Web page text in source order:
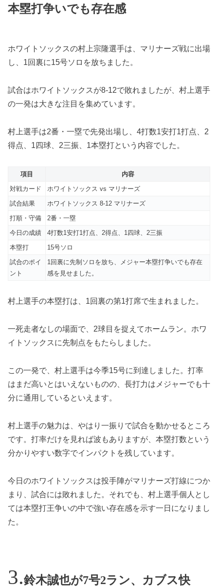
本塁打争いでも存在感
ホワイトソックスの村上宗隆選手は、マリナーズ戦に出場
し、1回裏に15号ソロを放ちました。
試合はホワイトソックスが8-12で敗れましたが、村上選手
の一発は大きな注目を集めています。
村上選手は2番・一塁で先発出場し、4打数1安打1打点、2
得点、1四球、2三振、1本塁打という内容でした。
項目
内容
対戦カード
ホワイトソックス vs マリナーズ
試合結果
ホワイトソックス 8-12 マリナーズ
打順・守備
2番・一塁
今日の成績
4打数1安打1打点、2得点、1四球、2三振
本塁打
15号ソロ
試合のポイ
ント
1回裏に先制ソロを放ち、メジャー本塁打争いでも存在
感を見せました。
村上選手の本塁打は、1回裏の第1打席で生まれました。
一死走者なしの場面で、2球目を捉えてホームラン。ホワ
イトソックスに先制点をもたらしました。
この一発で、村上選手は今季15号に到達しました。打率
はまだ高いとはいえないものの、長打力はメジャーでも十
分に通用しているといえます。
村上選手の魅力は、やはり一振りで試合を動かせるところ
です。打率だけを見れば波もありますが、本塁打数という
分かりやすい数字でインパクトを残しています。
今日のホワイトソックスは投手陣がマリナーズ打線につか
まり、試合には敗れました。それでも、村上選手個人とし
ては本塁打王争いの中で強い存在感を示す一日になりまし
た。
鈴木誠也が7号2ラン、カブス快